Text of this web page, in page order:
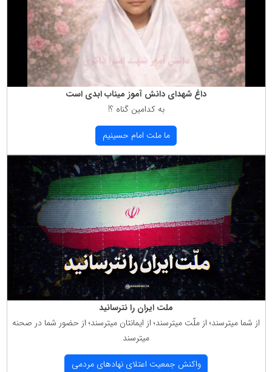
داغ شهدای دانش آموز میناب ابدی است
به كدامین گناه ؟!
ما ملت امام حسینیم
ملت ایران را نترسانید
از شما میترسند؛ از ملّت میترسند؛ از ایمانتان میترسند؛ از حضور شما در صحنه
میترسند
واكنش جمعیت اعتلای نهادهای مردمی